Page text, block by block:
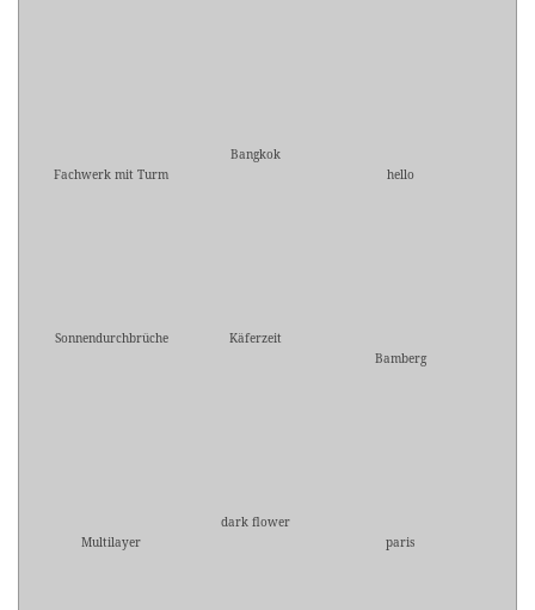
Fachwerk mit Turm
Bangkok
hello
Sonnendurchbrüche
Käferzeit
Bamberg
Multilayer
dark flower
paris